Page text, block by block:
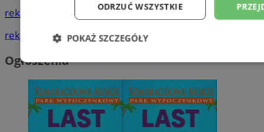
reklama
reklama
Ogłoszenia
ODRZUĆ WSZYSTKIE
POKAŻ SZCZEGÓŁY
Niezbędne Wydajność
Niesklasyfikowane